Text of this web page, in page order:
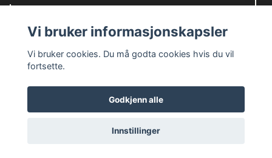
Les mer
© 2026 Medix Førstehjelp AS
Vi bruker informasjonskapsler
Vi bruker cookies. Du må godta cookies hvis du vil
fortsette.
Godkjenn alle
Innstillinger